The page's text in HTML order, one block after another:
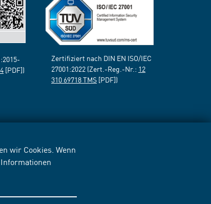
wir Cookies. Wenn
[PDF])
Zertifiziert nach DIN EN ISO/IEC
27001:2022 (Zert.-Reg.-Nr.: 12
310 69718 TMS [PDF])